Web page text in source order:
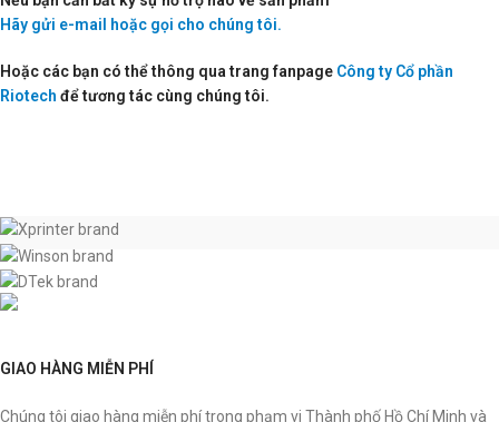
Hãy gửi e-mail hoặc gọi cho chúng tôi.
Hoặc các bạn có thể thông qua trang fanpage Công ty Cổ phần
Riotech để tương tác cùng chúng tôi.
GIAO HÀNG MIỄN PHÍ
Chúng tôi giao hàng miễn phí trong phạm vi Thành phố Hồ Chí Minh và